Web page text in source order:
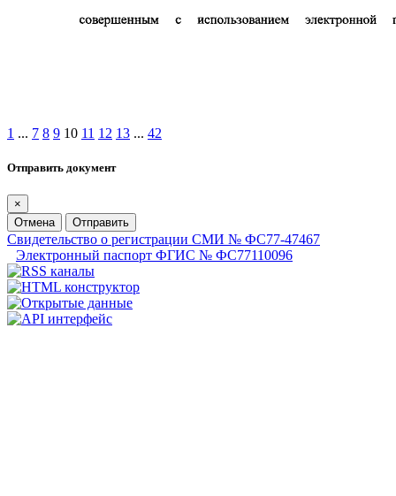
1 ... 7 8 9 10 11 12 13 ... 42
Отправить документ
×
Отмена
Отправить
Свидетельство о регистрации СМИ № ФС77-47467
Электронный паспорт ФГИС № ФС77110096